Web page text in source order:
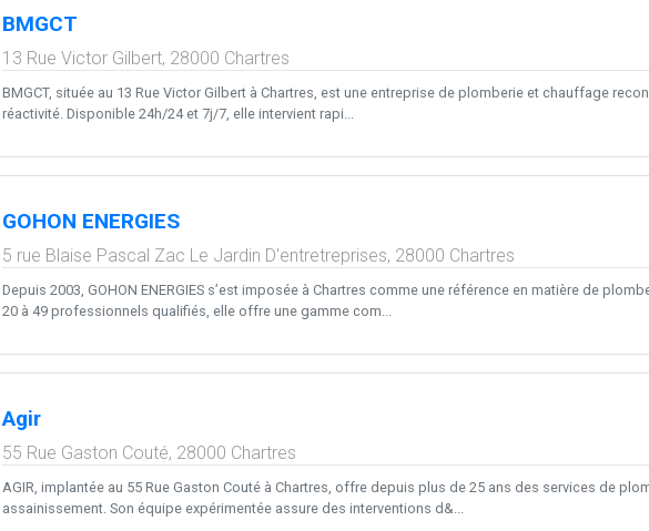
BMGCT
13 Rue Victor Gilbert, 28000 Chartres
BMGCT, située au 13 Rue Victor Gilbert à Chartres, est une entreprise de plomberie et chauffage
réactivité. Disponible 24h/24 et 7j/7, elle intervient rapi...
GOHON ENERGIES
5 rue Blaise Pascal Zac Le Jardin D'entretreprises, 28000 Chartres
Depuis 2003, GOHON ENERGIES s’est imposée à Chartres comme une référence en matière de
20 à 49 professionnels qualifiés, elle offre une gamme com...
Agir
55 Rue Gaston Couté, 28000 Chartres
AGIR, implantée au 55 Rue Gaston Couté à Chartres, offre depuis plus de 25 ans des services de
assainissement. Son équipe expérimentée assure des interventions d&...